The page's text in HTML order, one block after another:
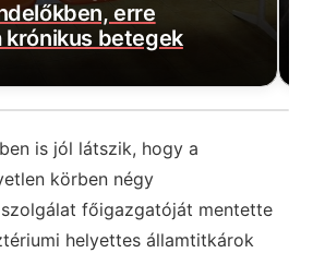
szabott ki a
is jól látszik, hogy a
körben négy
főigazgatóját mentette
helyettes államtitkárok